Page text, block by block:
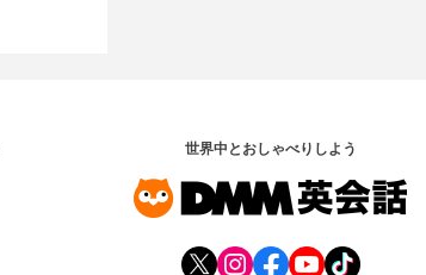
世界中とおしゃべりしよう